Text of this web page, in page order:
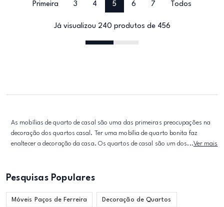
Primeira 3 4 5 6 7 Todos
Já visualizou 240 produtos de 456
As mobílias de quarto de casal são uma das primeiras preocupações na
decoração dos quartos casal. Ter uma mobília de quarto bonita faz
enaltecer a decoração da casa. Os quartos de casal são um dos...Ver mais
Pesquisas Populares
Móveis Paços de Ferreira Decoração de Quartos